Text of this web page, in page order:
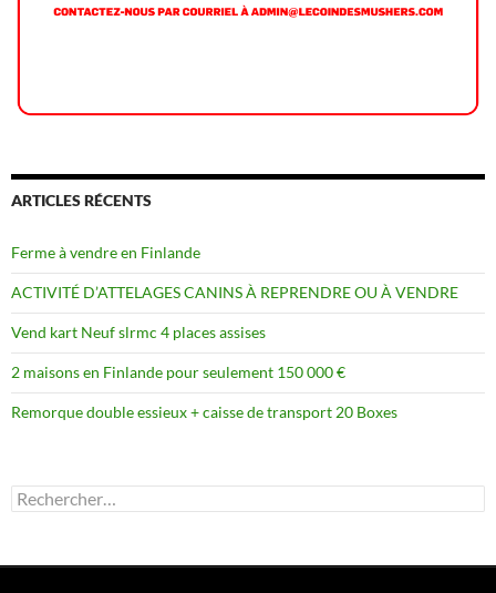
ARTICLES RÉCENTS
Ferme à vendre en Finlande
ACTIVITÉ D’ATTELAGES CANINS À REPRENDRE OU À VENDRE
Vend kart Neuf slrmc 4 places assises
2 maisons en Finlande pour seulement 150 000 €
Remorque double essieux + caisse de transport 20 Boxes
Rechercher :